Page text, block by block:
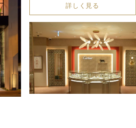
詳しく見る